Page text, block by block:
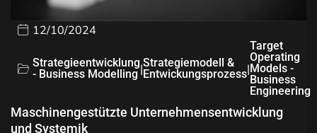
12/10/2024
Strategieentwicklung
- Business Modelling |Strategiemodell &
Entwickungsprozess|
Target
Operating
Models -
Business
Engineering
Maschinengestützte Unternehmensentwicklung
und Systemik